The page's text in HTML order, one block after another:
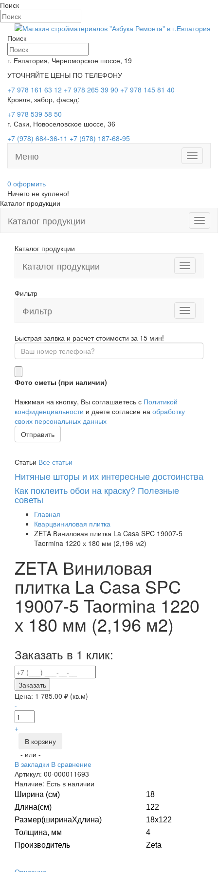
Поиск
Поиск
г. Евпатория, Черноморское шоссе, 19
УТОЧНЯЙТЕ ЦЕНЫ ПО ТЕЛЕФОНУ
+7 978 161 63 12 +7 978 265 39 90 +7 978 145 81 40
Кровля, забор, фасад:
+7 978 539 58 50
г. Саки, Новоселовское шоссе, 36
+7 (978) 684-36-11 +7 (978) 187-68-95
Toggle
Меню
0 оформить
Ничего не куплено!
Каталог продукции
Каталог продукции
Каталог продукции
Каталог продукции
Фильтр
Toggle
navigation
Фильтр
Быстрая заявка и расчет стоимости за 15 мин!
Фото сметы (при наличии)
Нажимая на кнопку, Вы соглашаетесь с Политикой
конфиденциальности и даете согласие на обработку
своих персональных данных
Отправить
Статьи Все статьи
Нитяные шторы и их интересные достоинства
Как поклеить обои на краску? Полезные
советы
Главная
Кварцвиниловая плитка
ZETA Виниловая плитка La Casa SPC 19007-5
Taormina 1220 х 180 мм (2,196 м2)
ZETA Виниловая
плитка La Casa SPC
19007-5 Taormina 1220
х 180 мм (2,196 м2)
Заказать в 1 клик:
Заказать
Цена: 1 785.00 ₽ (кв.м)
-
+
В корзину
- или -
В закладки В сравнение
Артикул: 00-000011693
Наличие: Есть в наличии
Ширина (см)
18
Длина(см)
122
Размер(ширинаXдлина)
18x122
Толщина, мм
4
Производитель
Zeta